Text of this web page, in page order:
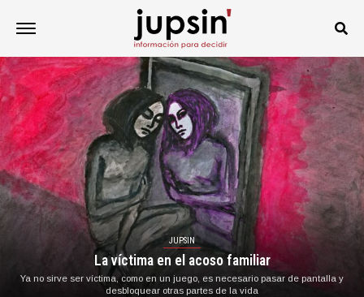
JUPSIN
La víctima en el acoso familiar
Ya no sirve ser víctima, como en un juego, es necesario pasar de pantalla y
desbloquear otras partes de la vida